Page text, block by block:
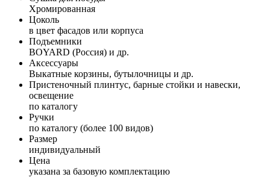
Хромированная
Цоколь
в цвет фасадов или корпуса
Подъемники
BOYARD (Россия) и др.
Аксессуары
Выкатные корзины, бутылочницы и др.
Пристеночный плинтус, барные стойки и навески,
освещение
по каталогу
Ручки
по каталогу (более 100 видов)
Размер
индивидуальный
Цена
указана за базовую комплектацию